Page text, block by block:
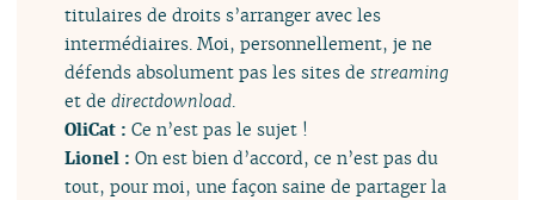
titulaires de droits s’arranger avec les
intermédiaires. Moi, personnellement, je ne
défends absolument pas les sites destreaming
et dedirectdownload.
OliCat : Ce n’est pas le sujet !
Lionel : On est bien d’accord, ce n’est pas du
tout, pour moi, une façon saine de partager la